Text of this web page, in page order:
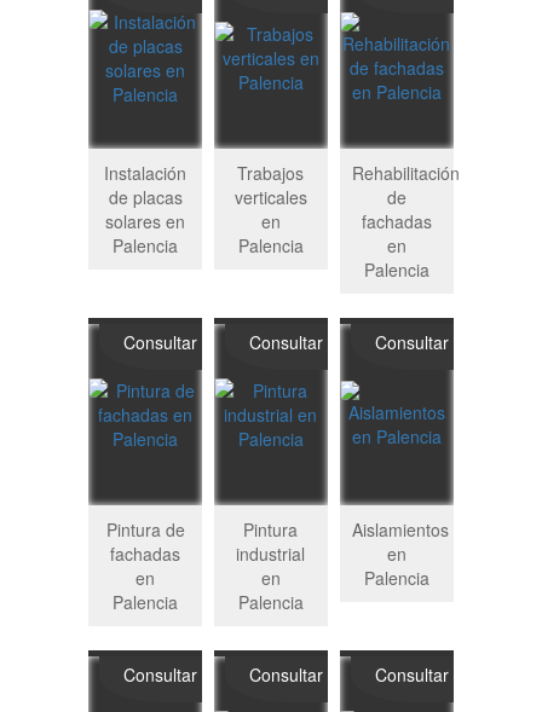
Instalación
de placas
solares en
Palencia
Trabajos
verticales
en
Palencia
Rehabilitación
de
fachadas
en
Palencia
Consultar
Pintura de
fachadas
en
Palencia
Consultar
Pintura
industrial
en
Palencia
Consultar
Aislamientos
en
Palencia
Consultar Consultar Consultar